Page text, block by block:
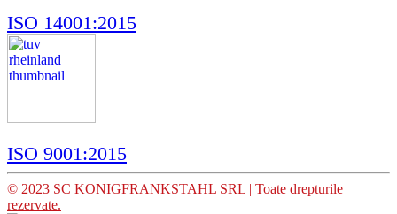
ISO 14001:2015
ISO 9001:2015
© 2023 SC KONIGFRANKSTAHL SRL | Toate drepturile
rezervate.